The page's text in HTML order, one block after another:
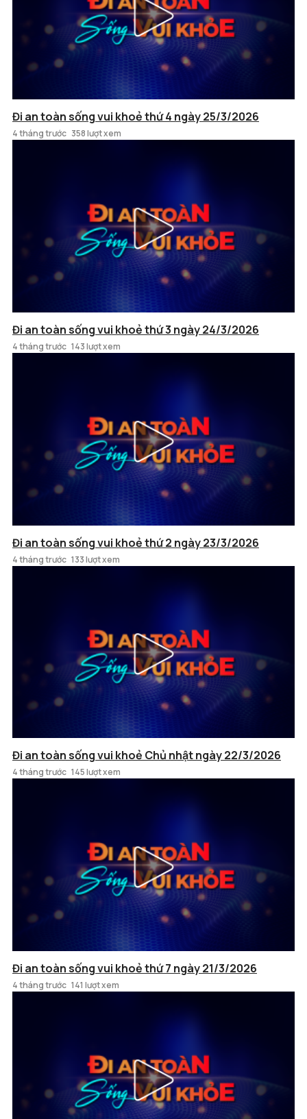
Đi an toàn sống vui khoẻ thứ 4 ngày 25/3/2026
4 tháng trước 358 lượt xem
Đi an toàn sống vui khoẻ thứ 3 ngày 24/3/2026
4 tháng trước 143 lượt xem
Đi an toàn sống vui khoẻ thứ 2 ngày 23/3/2026
4 tháng trước 133 lượt xem
Đi an toàn sống vui khoẻ Chủ nhật ngày 22/3/2026
4 tháng trước 145 lượt xem
Đi an toàn sống vui khoẻ thứ 7 ngày 21/3/2026
4 tháng trước 141 lượt xem